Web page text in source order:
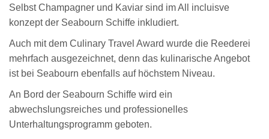
Selbst Champagner und Kaviar sind im All incluisve
konzept der Seabourn Schiffe inkludiert.
Auch mit dem Culinary Travel Award wurde die Reederei
mehrfach ausgezeichnet, denn das kulinarische Angebot
ist bei Seabourn ebenfalls auf höchstem Niveau.
An Bord der Seabourn Schiffe wird ein
abwechslungsreiches und professionelles
Unterhaltungsprogramm geboten.